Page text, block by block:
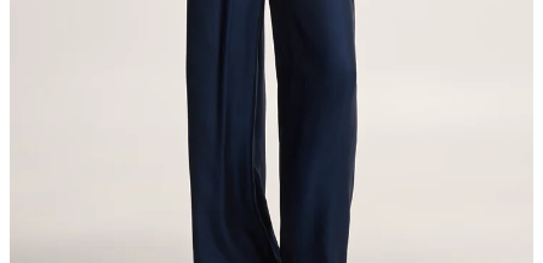
repassage à faible température